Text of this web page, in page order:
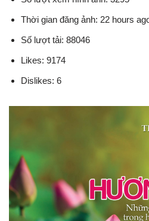
Thời gian đăng ảnh: 22 hours
Số lượt tải: 88046
Likes: 9174
Dislikes: 6